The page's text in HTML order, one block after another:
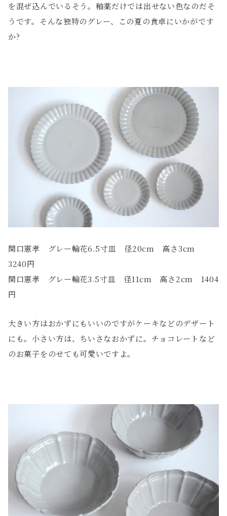
を混ぜ込んでいるそう。釉薬だけでは出せない色なのだそ
うです。そんな独特のグレー、この夏の食卓にいかがです
か?
関口憲孝 グレー輪花6.5寸皿 径20cm 高さ3cm
3240円
関口憲孝 グレー輪花3.5寸皿 径11cm 高さ2cm 1404
円
大きい方はおかずにもいいのですがケーキなどのデザート
にも。小さい方は、ちいさなおかずに。チョコレートなど
のお菓子をのせても可愛いですよ。